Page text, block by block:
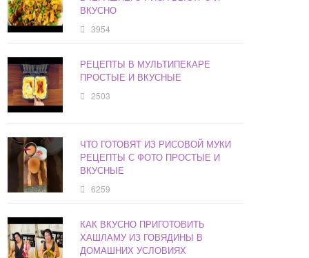
ВКУСНО
3954
РЕЦЕПТЫ В МУЛЬТИПЕКАРЕ
ПРОСТЫЕ И ВКУСНЫЕ
2503
ЧТО ГОТОВЯТ ИЗ РИСОВОЙ МУКИ
РЕЦЕПТЫ С ФОТО ПРОСТЫЕ И
ВКУСНЫЕ
6259
КАК ВКУСНО ПРИГОТОВИТЬ
ХАШЛАМУ ИЗ ГОВЯДИНЫ В
ДОМАШНИХ УСЛОВИЯХ